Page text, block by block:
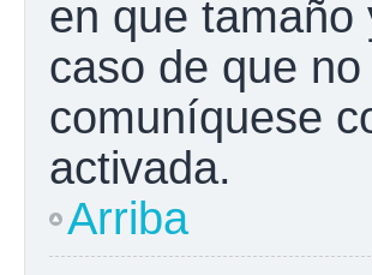
en que tamaño
caso de que
comuníquese
activada.
Arriba